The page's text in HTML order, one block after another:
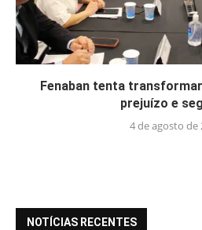
Fenaban tenta
prejuízo e
4 de agosto de
NOTÍCIAS RECENTES